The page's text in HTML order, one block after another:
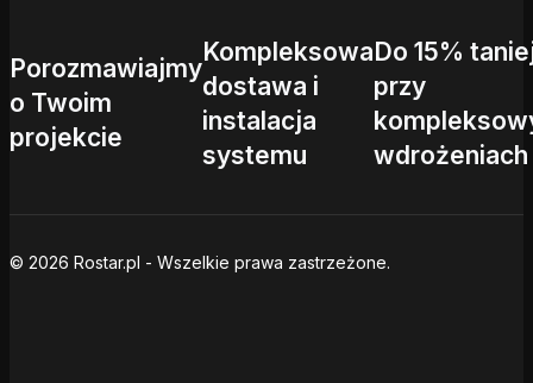
Porozmawiajmy
o Twoim
projekcie
Kompleksowa
dostawa i
instalacja
systemu
Do 15%
przy
wdrożeniach
© 2026 Rostar.pl - Wszelkie prawa zastrzeżone.